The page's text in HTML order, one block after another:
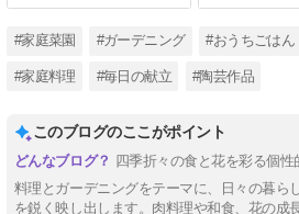
#家庭菜園 #ガーデニング #おうちごはん
#家庭料理 #毎日の献立 #陶芸作品
このブログのここがポイント
四季折々の食と花を彩る個性
料理とガーデニングをテーマに、日々の暮ら
を鋭く映し出します。肉料理や和食、花の成